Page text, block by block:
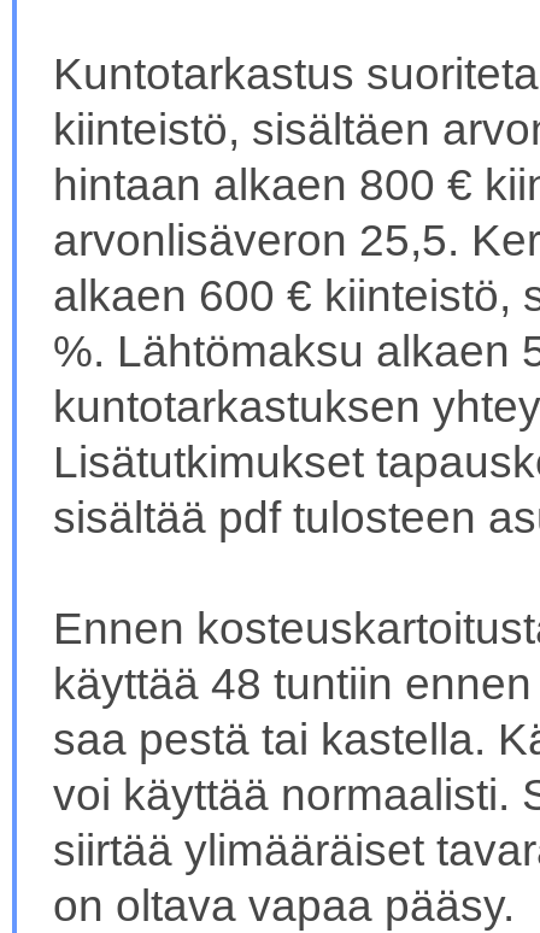
Kuntotarkastus
kiinteistö, sisältäen
hintaan alkaen 800 €
arvonlisäveron 25,5.
alkaen 600 € kiinteistö,
%. Lähtömaksu alkaen
kuntotarkastuksen
Lisätutkimukset
sisältää pdf tulosteen
Ennen
käyttää 48 tuntiin
saa pestä tai kastella.
voi käyttää normaalisti.
siirtää ylimääräiset
on oltava vapaa pääsy.